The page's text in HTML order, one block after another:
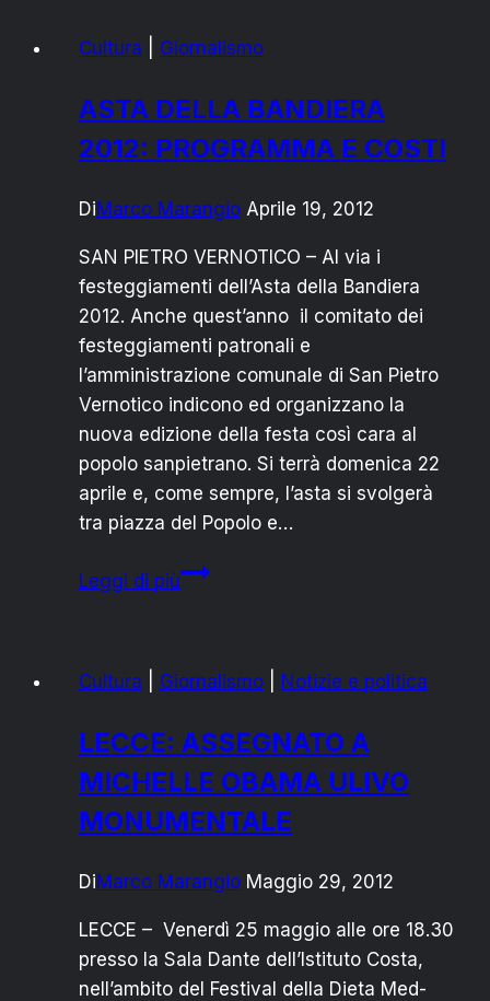
IL
DI
ACCURSIO
Cultura Giornalismo
ASTA DELLA BANDIERA
2012: PROGRAMMA E COSTI
DiMarco Marangio Aprile 19, 2012
SAN PIETRO VERNOTICO – Al via i
festeggiamenti dell’Asta della Bandiera
2012. Anche quest’anno il comitato dei
festeggiamenti patronali e
l’amministrazione comunale di San Pietro
Vernotico indicono ed organizzano la
nuova edizione della festa così cara al
popolo sanpietrano. Si terrà domenica 22
aprile e, come sempre, l’asta si svolgerà
tra piazza del Popolo e…
Leggi di piùASTA
PROGRAMMA
COSTI
Cultura Giornalismo Notizie e politica
LECCE: ASSEGNATO A
MICHELLE OBAMA ULIVO
MONUMENTALE
DiMarco Marangio Maggio 29, 2012
LECCE – Venerdì 25 maggio alle ore 18.30
presso la Sala Dante dell’Istituto Costa,
nell’ambito del Festival della Dieta Med-